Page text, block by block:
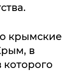
крымские
в
которого